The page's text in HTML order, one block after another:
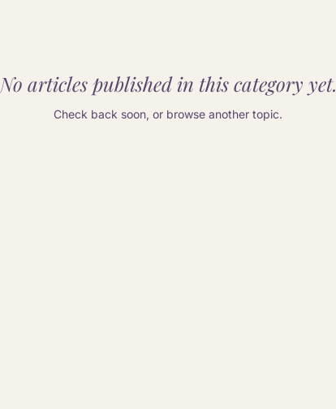
No articles published in this category yet.
Check back soon, or browse another topic.